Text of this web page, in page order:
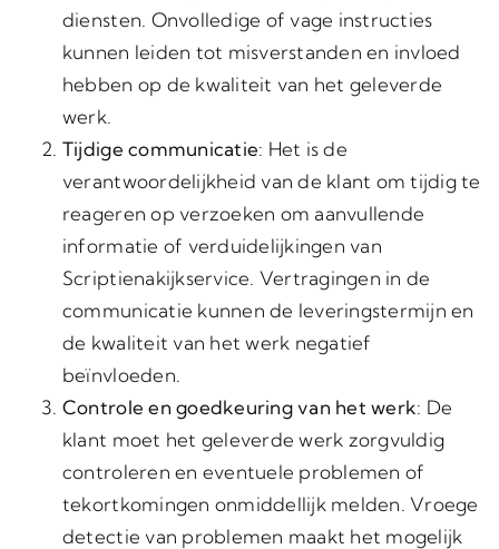
diensten. Onvolledige of vage instructies
kunnen leiden tot misverstanden en invloed
hebben op de kwaliteit van het geleverde
werk.
Tijdige communicatie: Het is de
verantwoordelijkheid van de klant om tijdig te
reageren op verzoeken om aanvullende
informatie of verduidelijkingen van
Scriptienakijkservice. Vertragingen in de
communicatie kunnen de leveringstermijn en
de kwaliteit van het werk negatief
beïnvloeden.
Controle en goedkeuring van het werk: De
klant moet het geleverde werk zorgvuldig
controleren en eventuele problemen of
tekortkomingen onmiddellijk melden. Vroege
detectie van problemen maakt het mogelijk